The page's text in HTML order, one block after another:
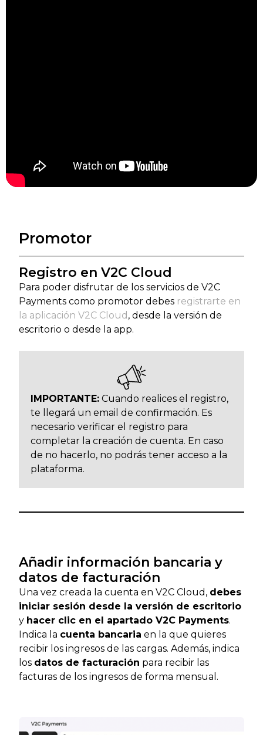
Promotor
Registro en V2C Cloud
Para poder disfrutar de los servicios de V2C
Payments como promotor debes registrarte en
la aplicación V2C Cloud , desde la versión de
escritorio o desde la app.
IMPORTANTE: Cuando realices el registro,
te llegará un email de confirmación. Es
necesario verificar el registro para
completar la creación de cuenta. En caso
de no hacerlo, no podrás tener acceso a la
plataforma.
Añadir información bancaria y
datos de facturación
Una vez creada la cuenta en V2C Cloud, debes
iniciar sesión desde la versión de escritorio
y hacer clic en el apartado V2C Payments.
Indica la cuenta bancaria en la que quieres
recibir los ingresos de las cargas. Además, indica
los datos de facturación para recibir las
facturas de los ingresos de forma mensual.